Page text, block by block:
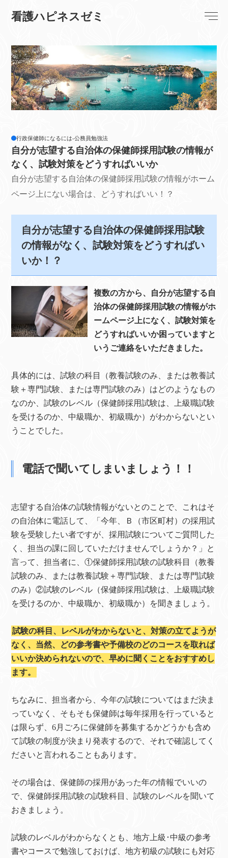
看護ハピネスゼミ
自分が志望する自治体の保健師採用試験の情報が
なく、試験対策をどうすればいいか
自分が志望する自治体の保健師採用試験の情報がホーム
ページ上にない場合は、どうすればいい！？
行政保健師になるには-公務員勉強法
自分が志望する自治体の保健師採用試験
の情報がなく、試験対策をどうすればい
いか！？
複数の方から、自分が志望する自
治体の保健師採用試験の情報がホ
ームページ上になく、試験対策を
どうすればいいか困っていますと
いうご連絡をいただきました。
具体的には、試験の科目（教養試験のみ、または教養試
験＋専門試験、または専門試験のみ）はどのようなもの
なのか、試験のレベル（保健師採用試験は、上級職試験
を受けるのか、中級職か、初級職か）がわからないとい
うことでした。
電話で聞いてしまいましょう！！
志望する自治体の試験情報がないとのことで、これはそ
の自治体に電話して、「今年、Ｂ（市区町村）の採用試
験を受験したい者ですが、採用試験についてご質問した
く、担当の課に回していただけませんでしょうか？」と
言って、担当者に、①保健師採用試験の試験科目（教養
試験のみ、または教養試験＋専門試験、または専門試験
のみ）②試験のレベル（保健師採用試験は、上級職試験
を受けるのか、中級職か、初級職か）を聞きましょう。
試験の科目、レベルがわからないと、対策の立てようが
なく、当然、どの参考書や予備校のどのコースを取れば
いいか決められないので、早めに聞くことをおすすめし
ます。
ちなみに、担当者から、今年の試験についてはまだ決ま
っていなく、そもそも保健師は毎年採用を行っていると
は限らず、6月ごろに保健師を募集するかどうかも含め
て試験の制度が決まり発表するので、それで確認してく
ださいと言われることもあります。
その場合は、保健師の採用があった年の情報でいいの
で、保健師採用試験の試験科目、試験のレベルを聞いて
おきましょう。
試験のレベルがわからなくとも、地方上級･中級の参考
書やコースで勉強しておけば、地方初級の試験にも対応